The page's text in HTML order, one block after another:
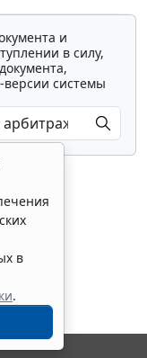
и
в силу,
версии системы
в
.